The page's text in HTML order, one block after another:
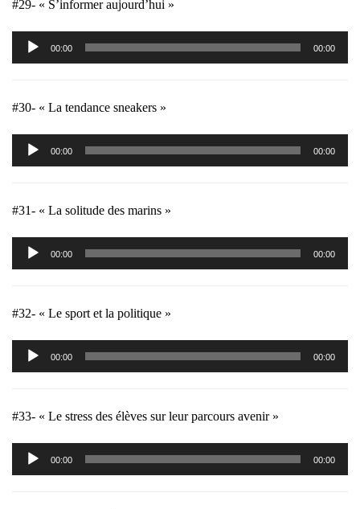
#29- « S’informer aujourd’hui »
Lecteur
audio
00:00 00:00
#30- « La tendance sneakers »
Lecteur
audio
00:00 00:00
#31- « La solitude des marins »
Lecteur
audio
00:00 00:00
#32- « Le sport et la politique »
Lecteur
audio
00:00 00:00
#33- « Le stress des élèves sur leur parcours avenir »
Lecteur
audio
00:00 00:00